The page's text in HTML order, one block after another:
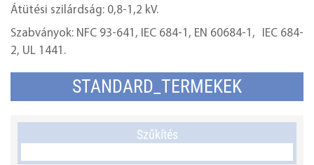
Átütési szilárdság: 0,8-1,2 kV.
Szabványok: NFC 93-641, IEC 684-1, EN 60684-1, IEC 684-
2, UL 1441.
STANDARD_TERMEKEK
Szűkítés